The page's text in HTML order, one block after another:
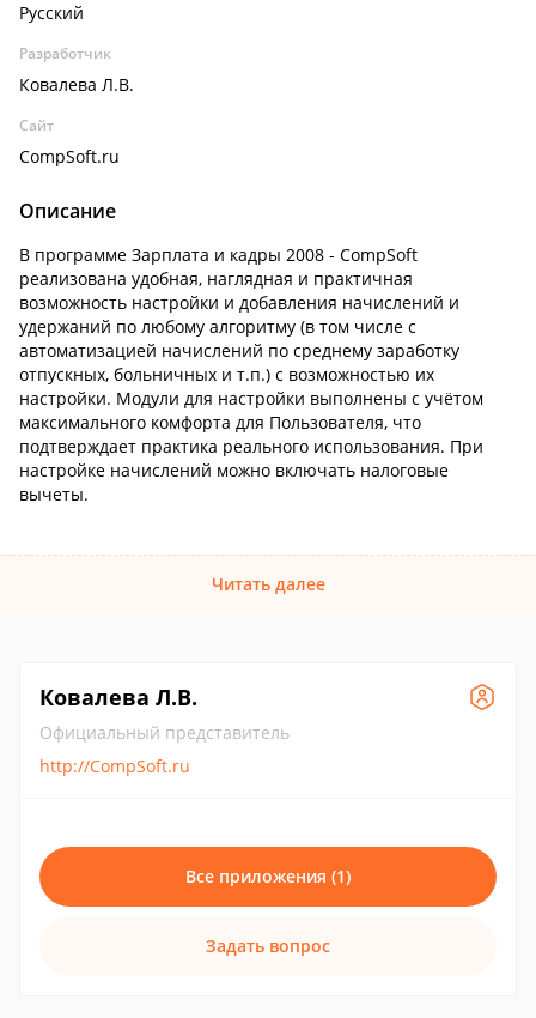
Русский
Разработчик
Ковалева Л.В.
Сайт
CompSoft.ru
Описание
В программе Зарплата и кадры 2008 - CompSoft
реализована удобная, наглядная и практичная
возможность настройки и добавления начислений и
удержаний по любому алгоритму (в том числе с
автоматизацией начислений по среднему заработку
отпускных, больничных и т.п.) с возможностью их
настройки. Модули для настройки выполнены с учётом
максимального комфорта для Пользователя, что
подтверждает практика реального использования. При
настройке начислений можно включать налоговые
вычеты.
Читать далее
Ковалева Л.В.
Официальный представитель
http://CompSoft.ru
Все приложения (1)
Задать вопрос